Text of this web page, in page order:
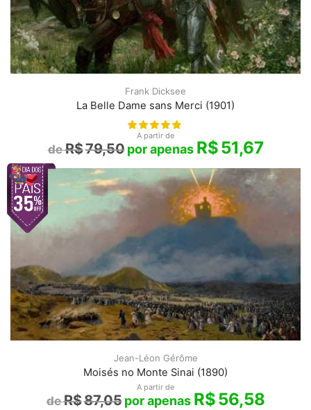
Frank Dicksee
La Belle Dame sans Merci (1901)
A partir de
R$79,50 R$51,67
Jean-Léon Gérôme
Moisés no Monte Sinai (1890)
A partir de
R$87,05 R$56,58